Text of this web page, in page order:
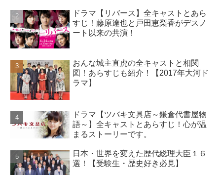
ドラマ【リバース】全キャストとあら
すじ！藤原達也と戸田恵梨香がデスノ
ート以来の共演！
おんな城主直虎の全キャストと相関
図！あらすじも紹介！【2017年大河ド
ラマ】
ドラマ【ツバキ文具店～鎌倉代書屋物
語～】全キャストとあらすじ！心が温
まるストーリーです。
日本・世界を変えた歴代総理大臣１６
選！【受験生・歴史好き必見】